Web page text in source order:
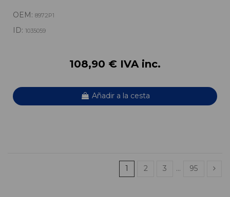
OEM: 8972P1
ID: 1035059
108,90 € IVA inc.
Añadir a la cesta
1 2 3 … 95